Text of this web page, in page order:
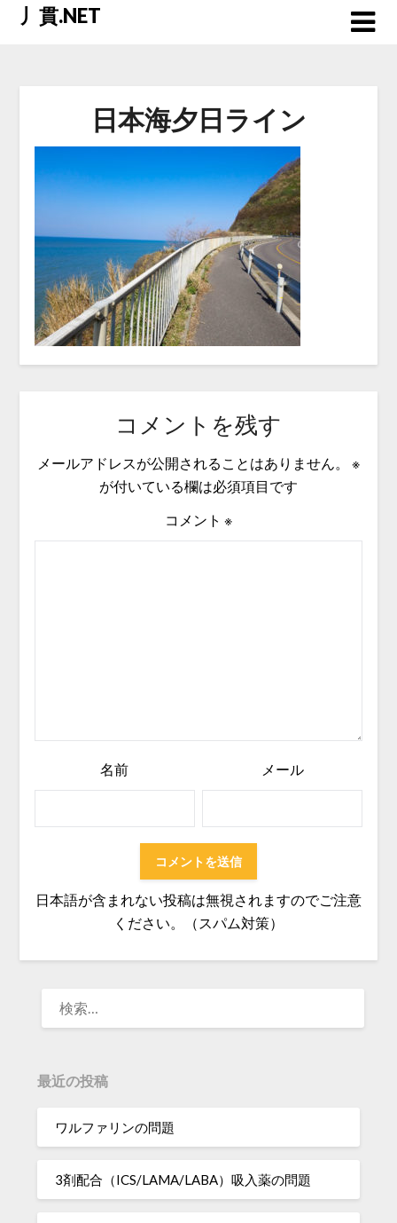
Skip丿貫.NET
日本海夕日ライン
コメントを残す
メールアドレスが公開されることはありません。
※
が付いている欄は必須項目です
コメント ※
名前 メール
日本語が含まれない投稿は無視されますのでご注意
ください。（スパム対策）
最近の投稿
ワルファリンの問題
3剤配合（ICS/LAMA/LABA）吸入薬の問題